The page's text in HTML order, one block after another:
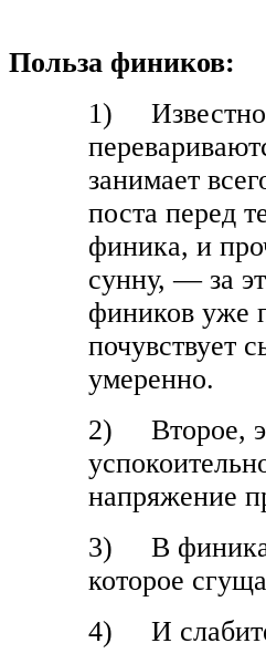
Польза фиников:
1) Известно,
занимает
поста перед
финика, и
сунну, — за
фиников уже
почувствует
умеренно.
2) Второе,
напряжение
3) В финиках
которое
4) И